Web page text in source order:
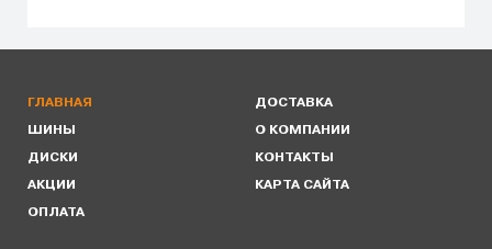
ГЛАВНАЯ
ШИНЫ
ДИСКИ
АКЦИИ
ОПЛАТА
ДОСТАВКА
О КОМПАНИИ
КОНТАКТЫ
КАРТА САЙТА